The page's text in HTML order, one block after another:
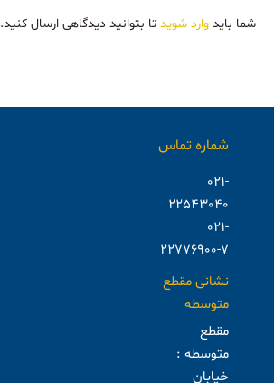
شما باید وارد شوید تا بتوانید دیدگاهی ارسال کنید.
شماره تماس
021-
22543040
021-
22776900-7
نشانی مقطع
متوسطه
مقطع
متوسطه :
خیابان